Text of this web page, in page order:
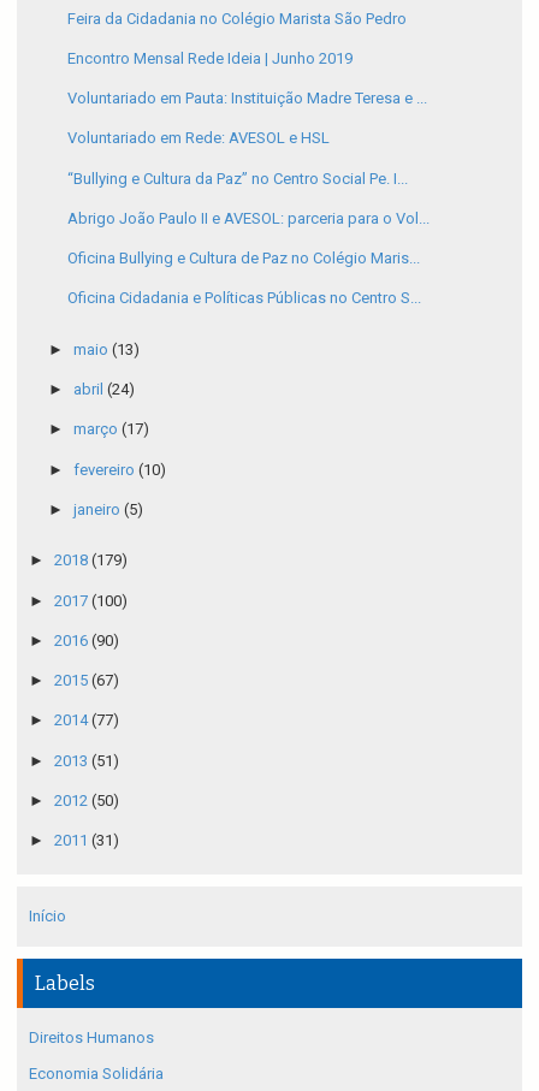
Feira da Cidadania no Colégio Marista São Pedro
Encontro Mensal Rede Ideia | Junho 2019
Voluntariado em Pauta: Instituição Madre Teresa e ...
Voluntariado em Rede: AVESOL e HSL
“Bullying e Cultura da Paz” no Centro Social Pe. I...
Abrigo João Paulo II e AVESOL: parceria para o Vol...
Oficina Bullying e Cultura de Paz no Colégio Maris...
Oficina Cidadania e Políticas Públicas no Centro S...
► maio (13)
► abril (24)
► março (17)
► fevereiro (10)
► janeiro (5)
► 2018 (179)
► 2017 (100)
► 2016 (90)
► 2015 (67)
► 2014(77)
► 2013 (51)
► 2012 (50)
► 2011 (31)
Início
Labels
Direitos Humanos
Economia Solidária